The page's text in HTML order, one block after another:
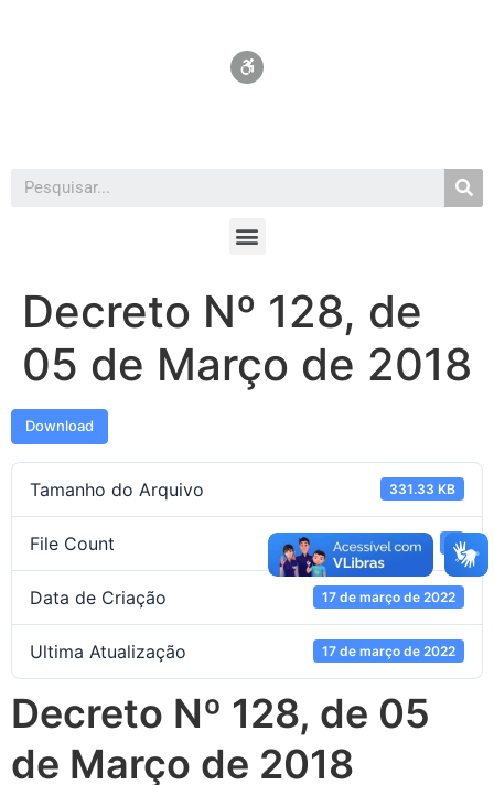
Decreto Nº 128, de
05 de Março de 2018
Download
Tamanho do Arquivo 331.33 KB
File Count 1
Data de Criação 17 de março de 2022
Ultima Atualização 17 de março de 2022
Decreto Nº 128, de 05
de Março de 2018